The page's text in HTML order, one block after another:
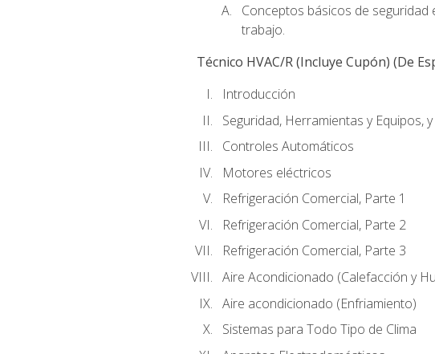
Conceptos básicos de
trabajo.
Técnico HVAC/R (Incluye Cupón) (De
Introducción
Seguridad, Herramientas y Equipos,
Controles Automáticos
Motores eléctricos
Refrigeración Comercial, Parte 1
Refrigeración Comercial, Parte 2
Refrigeración Comercial, Parte 3
Aire Acondicionado (Calefacción y
Aire acondicionado (Enfriamiento)
Sistemas para Todo Tipo de Clima